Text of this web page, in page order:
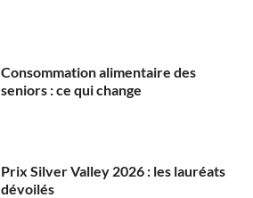
Consommation alimentaire des
seniors : ce qui change
Prix Silver Valley 2026 : les lauréats
dévoilés